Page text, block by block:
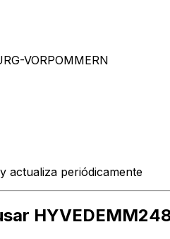
VORPOMMERN
actualiza periódicamente